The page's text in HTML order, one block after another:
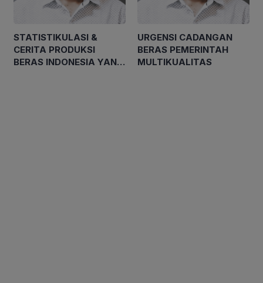
STATISTIKULASI &
CERITA PRODUKSI
BERAS INDONESIA YANG
URGENSI CADANGAN
BERAS PEMERINTAH
MULTIKUALITAS